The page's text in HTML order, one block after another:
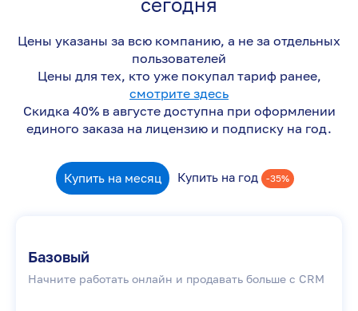
Цены указаны за всю компанию, а не за отдельных
пользователей
Цены для тех, кто уже покупал тариф ранее,
смотрите здесь
Скидка 40% в августе доступна при оформлении
единого заказа на лицензию и подписку на год.
Купить на месяц Купить на год -35%
Базовый
Начните работать онлайн и продавать больше с CRM